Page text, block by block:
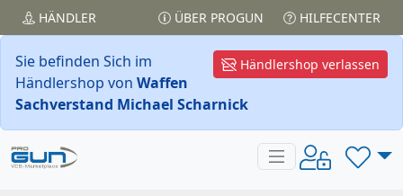
HÄNDLER ÜBER PROGUN HILFECENTER
Händlershop verlassen
Sie befinden Sich im
Händlershop von Waffen
Sachverstand Michael Scharnick